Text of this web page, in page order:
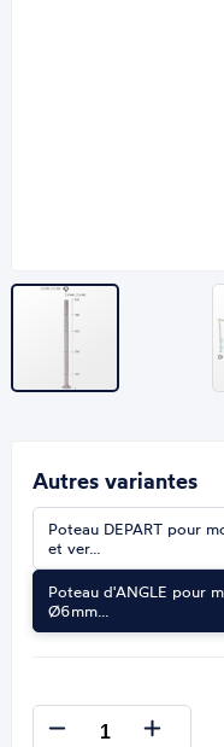
Autres variantes
Poteau DEPART pour
et ver…
Poteau d'ANGLE pour
Ø6mm…